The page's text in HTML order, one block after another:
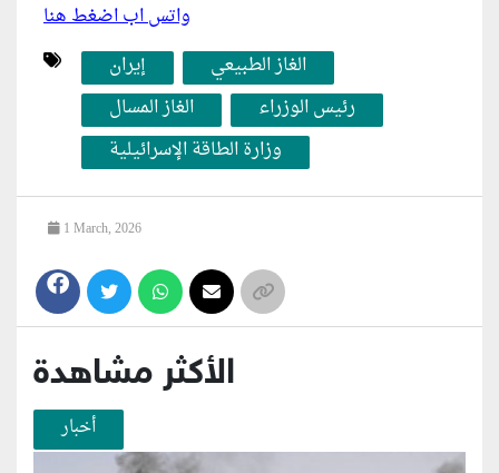
واتس اب اضغط هنا
إيران
الغاز الطبيعي
الغاز المسال
رئيس الوزراء
وزارة الطاقة الإسرائيلية
1 March, 2026
الأكثر مشاهدة
أخبار